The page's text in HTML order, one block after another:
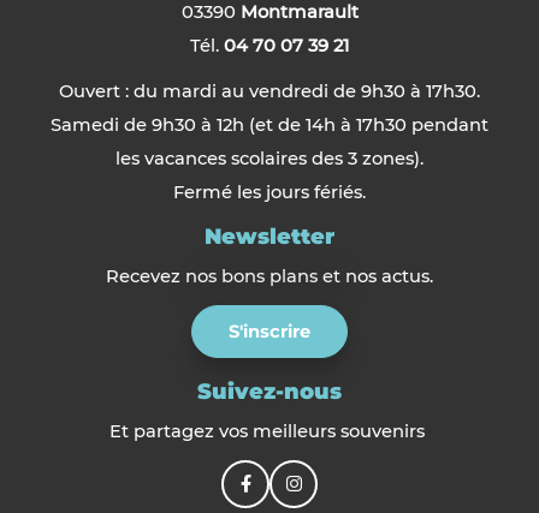
03390 Montmarault
Tél. 04 70 07 39 21
Ouvert : du mardi au vendredi de 9h30 à 17h30.
Samedi de 9h30 à 12h (et de 14h à 17h30 pendant
les vacances scolaires des 3 zones).
Fermé les jours fériés.
Newsletter
Recevez nos bons plans et nos actus.
S'inscrire
Suivez-nous
Et partagez vos meilleurs souvenirs